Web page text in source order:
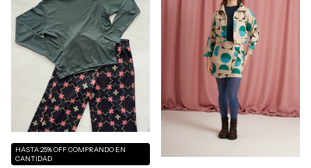
HASTA 25% OFFCOMPRANDO EN
CANTIDAD